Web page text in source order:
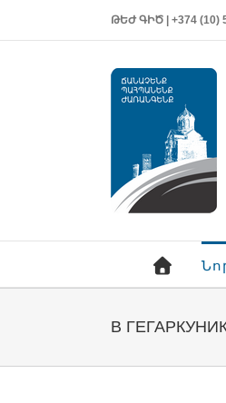
ԹԵԺ ԳԻԾ | +374 (10)
В